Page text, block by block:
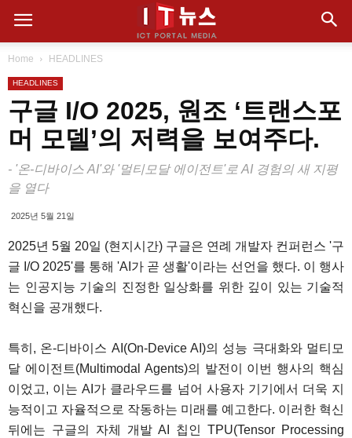
Home HEADLINES
HEADLINES
구글 I/O 2025, 원조 ‘트랜스포
머 모델’의 저력을 보여주다.
- '온-디바이스 AI'와 '멀티모달 에이전트'로 AI 경험의 새 지평
을 열다
2025년 5월 21일
2025년 5월 20일 (현지시간) 구글은 연례 개발자 컨퍼런스 '구
글 I/O 2025'를 통해 'AI가 곧 생활'이라는 선언을 했다. 이 행사
는 인공지능 기술의 진정한 일상화를 위한 깊이 있는 기술적
혁신을 공개했다.
특히, 온-디바이스 AI(On-Device AI)의 성능 극대화와 멀티모
달 에이전트(Multimodal Agents)의 발전이 이번 행사의 핵심
이었고, 이는 AI가 클라우드를 넘어 사용자 기기에서 더욱 지
능적이고 자율적으로 작동하는 미래를 예고한다. 이러한 혁신
뒤에는 구글의 자체 개발 AI 칩인 TPU(Tensor Processing